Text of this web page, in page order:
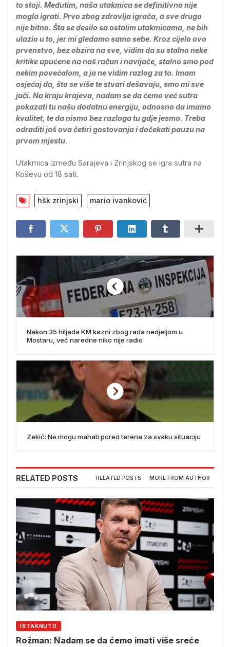
to stoji. Međutim, naša utakmica se definitivno nije
mogla igrati. Prvo zbog zdravlja igrača, a sve drugo
nije bitno. Šta se desilo sa ostalim utakmicama, ne bih
ulazio u to, jer mi gledamo samo sebe. Kroz cijelo ovo
prvenstvo, bez obzira na sve, vidim da su stalno neke
kritike upućene na naš račun i navijače, stalno smo pod
nekim povećalom, a ja ne vidim razlog za to. Imam
osjećaj da, što se više te stvari dešavaju, smo mi sve
jači. Na kraju krajeva, nadam se da ćemo već sutra
pokazati tu našu dodatnu energiju, odnosno da imamo
kvalitet, te da nismo bez razloga tu gdje jesmo. Treba
odraditi još ova četiri gostovanja i dočekati pauzu na
prvom mjestu.
Utakmica između Sarajeva i Zrinjskog se igra sutra na
Koševu od 18 sati.
hšk zrinjski mario ivanković
Nakon 35 hiljada KM kazni zbog rada nedjeljom u
Mostaru, već naredne niko nije radio
Zekić: Ne mogu mahati pored terena za svaku situaciju
RELATED POSTS RELATED POSTS MORE FROM AUTHOR
ISTAKNUTO
Rožman: Nadam se da ćemo imati više sreće